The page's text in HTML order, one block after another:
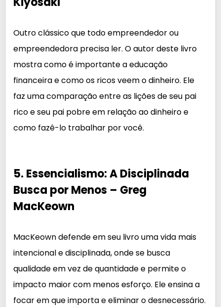
Outro clássico que todo empreendedor ou
empreendedora precisa ler. O autor deste livro
mostra como é importante a educação
financeira e como os ricos veem o dinheiro. Ele
faz uma comparação entre as lições de seu pai
rico e seu pai pobre em relação ao dinheiro e
como fazê-lo trabalhar por você.
5. Essencialismo: A Disciplinada
Busca por Menos – Greg
MacKeown
MacKeown defende em seu livro uma vida mais
intencional e disciplinada, onde se busca
qualidade em vez de quantidade e permite o
impacto maior com menos esforço. Ele ensina a
focar em que importa e eliminar o desnecessário.